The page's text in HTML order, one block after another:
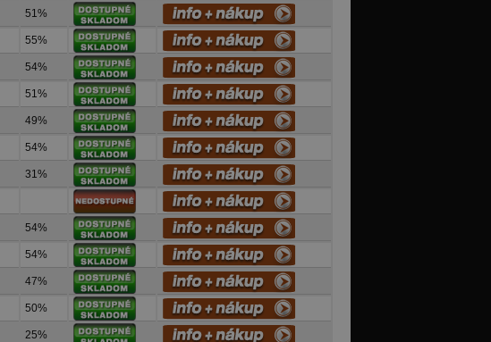
51%
55%
54%
51%
49%
54%
31%
54%
54%
47%
50%
25%